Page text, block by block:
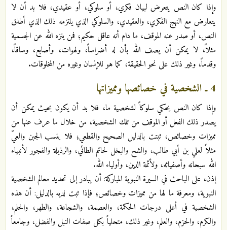
وإذا كان النص يتعرض لبيان فكري، أو سلوكي، أو عقيدي، فلا بد أن لا
يتعارض مع النهج الفكري، والعقيدي، والسلوكي الذي يلتزمه ذلك الذي أطلق
النص، أو صدر عنه الموقف، ما دام أنه عاقل حكيم؛ فمن ينزه الله عن الجسمية
مثلاً، لا يمكن أن يصف الله بأن له أضراساً، ولهوات، وأصابع، وساقاً،
وقدماً، وغير ذلك على نحو الحقيقة، كما هو للإنسان وغيره من المخلوقات.
4 ـ الشخصية في خصائصها ومميزاتها
وإذا كان النص يحكي سلوكاً لشخصية ما، فلا بد أن يكون بحيث يمكن أن
يصدر ذلك الفعل أو الموقف من تلك الشخصية، من خلال ما عرف عنها من
مميزات وخصائص، ثبتت بالدليل الصحيح والقطعي؛ فلا ينسب الجبن والعيّ
مثلاً لعلي بن أبي طالب، والشح والبخل لحاتم الطائي، والرذيلة والفجور لأنبياء
الله سبحانه وأصفيائه، ولأئمة الدين، وأولياء الله.
إذن، على الباحث في السيرة النبوية المباركة: أن يبادر إلى تحديد معالم الشخصية
النبوية، ومعرفة ما لها من مميزات وخصائص؛ فإذا ثبت لديه بالدليل: أن هذه
الشخصية في أعلى درجات الحكمة، والعصمة، والشجاعة، والطهر، والحلم،
والكرم، والحزم، والعلم، وغير ذلك، متحلياً بكل صفات النبل والفضل، وجامعاً